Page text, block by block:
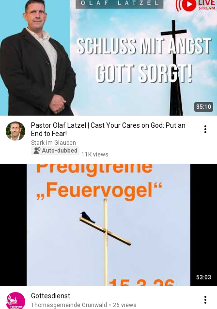
35:10
Pastor Olaf Latzel | Cast Your Cares on God: Put an
End to Fear!
Stark Im Glauben
Auto-dubbed
11K views
53:03
Gottesdienst
Thomasgemeinde Grünwald • 26 views